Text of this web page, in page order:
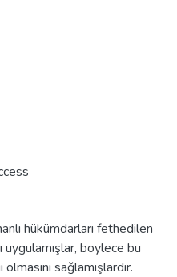
hükümdarları fethedilen
boylece bu
sağlamışlardır.